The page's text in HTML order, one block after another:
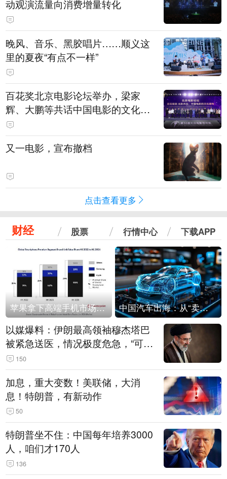
动观演流量向消费增量转化
晚风、音乐、黑胶唱片……顺义这
里的夏夜“有点不一样”
百花奖北京电影论坛举办，梁家
辉、大鹏等共话中国电影的文化建
构
又一电影，宣布撤档
点击查看更多
财经 股票 行情中心 下载APP
苹果拿下高端手机市场65%的份额：iPhone 17系列功不可没 中国汽车出海：从“卖出去”到“走进去”
以媒爆料：伊朗最高领袖穆杰塔巴
被紧急送医，情况极度危急，“可能
随时会死去”
150
加息，重大变数！美联储，大消
息！特朗普，有新动作
50
特朗普坐不住：中国每年培养3000
人，咱们才170人
136